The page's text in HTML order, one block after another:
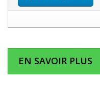
EN SAVOIR PLUS